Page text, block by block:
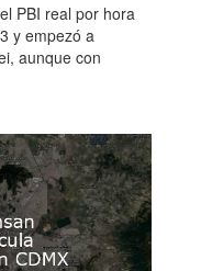
PBI real por hora
y empezó a
aunque con